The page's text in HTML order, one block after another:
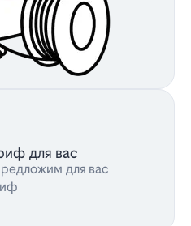
для вас
для вас